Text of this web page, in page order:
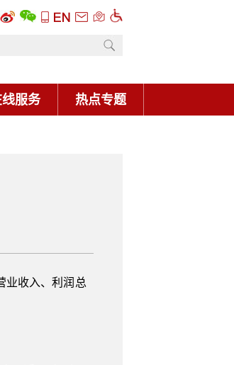
服务 热点专题
业收入、利润总